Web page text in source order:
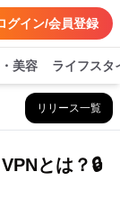
グイン/会員登録
美容 ライフスタ
リリース一覧
とは？🔒